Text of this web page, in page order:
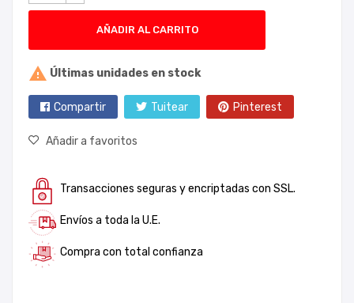
AÑADIR AL CARRITO
 Últimas unidades en stock
Compartir Tuitear Pinterest
Añadir a favoritos
Transacciones seguras y encriptadas con SSL.
Envíos a toda la U.E.
Compra con total confianza